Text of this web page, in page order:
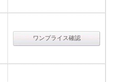
ワンプライス確認